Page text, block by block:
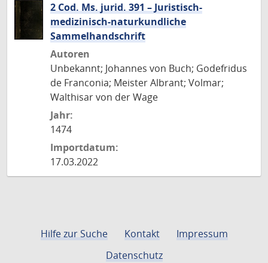
2 Cod. Ms. jurid. 391 – Juristisch-
medizinisch-naturkundliche
Sammelhandschrift
Autoren
Unbekannt; Johannes von Buch; Godefridus
de Franconia; Meister Albrant; Volmar;
Walthisar von der Wage
Jahr:
1474
Importdatum:
17.03.2022
Hilfe zur Suche Kontakt
Impressum
Datenschutz